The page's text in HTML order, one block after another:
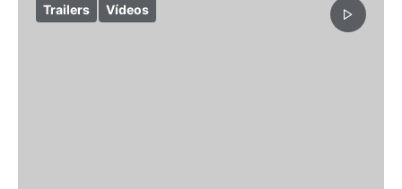
Trailers Vídeos